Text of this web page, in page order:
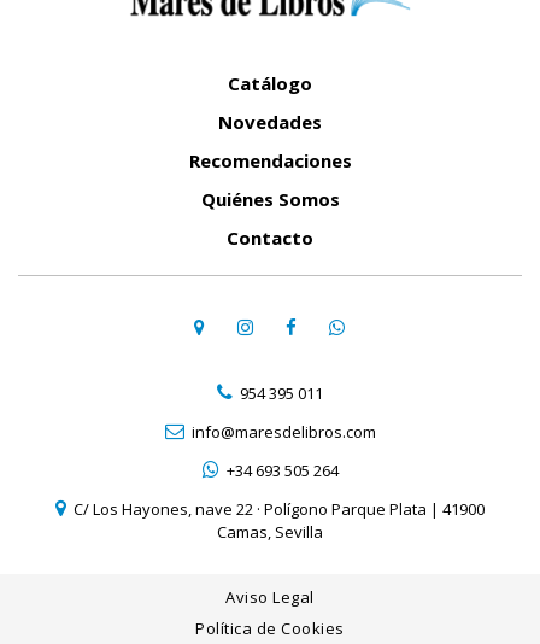
Catálogo
Novedades
Recomendaciones
Quiénes Somos
Contacto
954 395 011
info@maresdelibros.com
+34 693 505 264
C/ Los Hayones, nave 22 · Polígono Parque Plata | 41900
Camas, Sevilla
Aviso Legal
Política de Cookies